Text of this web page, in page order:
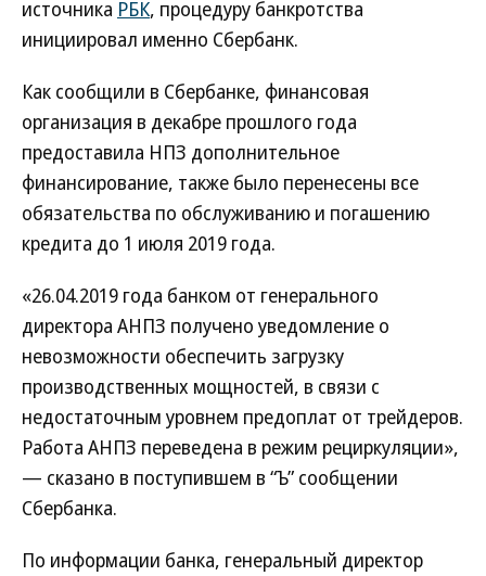
источника РБК, процедуру банкротства
инициировал именно Сбербанк.
Как сообщили в Сбербанке, финансовая
организация в декабре прошлого года
предоставила НПЗ дополнительное
финансирование, также было перенесены все
обязательства по обслуживанию и погашению
кредита до 1 июля 2019 года.
«26.04.2019 года банком от генерального
директора АНПЗ получено уведомление о
невозможности обеспечить загрузку
производственных мощностей, в связи с
недостаточным уровнем предоплат от трейдеров.
Работа АНПЗ переведена в режим рециркуляции»,
— сказано в поступившем в “Ъ” сообщении
Сбербанка.
По информации банка, генеральный директор